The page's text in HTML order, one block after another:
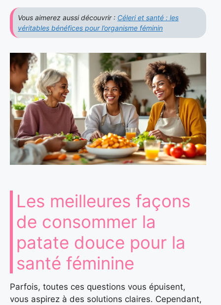
Vous aimerez aussi découvrir : Céleri et santé : les
véritables bénéfices pour l’organisme féminin
Les meilleures façons
de consommer la
patate douce pour la
santé féminine
Parfois, toutes ces questions vous épuisent,
vous aspirez à des solutions claires. Cependant,